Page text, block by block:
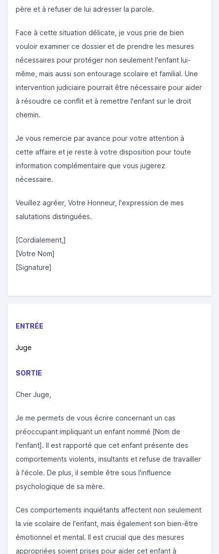
père et à refuser de lui adresser la parole.
Face à cette situation délicate, je vous prie de bien
vouloir examiner ce dossier et de prendre les mesures
nécessaires pour protéger non seulement l'enfant lui-
même, mais aussi son entourage scolaire et familial. Une
intervention judiciaire pourrait être nécessaire pour aider
à résoudre ce conflit et à remettre l'enfant sur le droit
chemin.
Je vous remercie par avance pour votre attention à
cette affaire et je reste à votre disposition pour toute
information complémentaire que vous jugerez
nécessaire.
Veuillez agréer, Votre Honneur, l'expression de mes
salutations distinguées.
[Cordialement,]
[Votre Nom]
[Signature]
ENTRÉE
Juge
SORTIE
Cher Juge,
Je me permets de vous écrire concernant un cas
préoccupant impliquant un enfant nommé [Nom de
l'enfant]. Il est rapporté que cet enfant présente des
comportements violents, insultants et refuse de travailler
à l'école. De plus, il semble être sous l'influence
psychologique de sa mère.
Ces comportements inquiétants affectent non seulement
la vie scolaire de l'enfant, mais également son bien-être
émotionnel et mental. Il est crucial que des mesures
appropriées soient prises pour aider cet enfant à